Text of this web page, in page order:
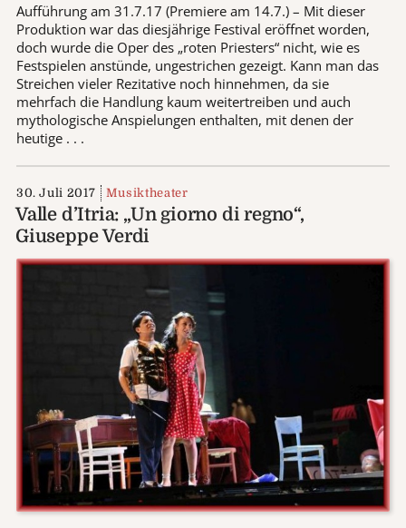
Aufführung am 31.7.17 (Premiere am 14.7.) – Mit dieser
Produktion war das diesjährige Festival eröffnet worden,
doch wurde die Oper des „roten Priesters“ nicht, wie es
Festspielen anstünde, ungestrichen gezeigt. Kann man das
Streichen vieler Rezitative noch hinnehmen, da sie
mehrfach die Handlung kaum weitertreiben und auch
mythologische Anspielungen enthalten, mit denen der
heutige . . .
30. Juli 2017 Musiktheater
Valle d’Itria: „Un giorno di regno“,
Giuseppe Verdi